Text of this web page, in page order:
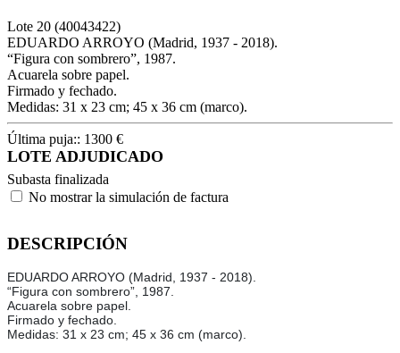
Lote 20 (40043422)
EDUARDO ARROYO (Madrid, 1937 - 2018).
“Figura con sombrero”, 1987.
Acuarela sobre papel.
Firmado y fechado.
Medidas: 31 x 23 cm; 45 x 36 cm (marco).
Última puja:: 1300 €
LOTE ADJUDICADO
Subasta finalizada
No mostrar la simulación de factura
DESCRIPCIÓN
EDUARDO ARROYO (Madrid, 1937 - 2018).
“Figura con sombrero”, 1987.
Acuarela sobre papel.
Firmado y fechado.
Medidas: 31 x 23 cm; 45 x 36 cm (marco).